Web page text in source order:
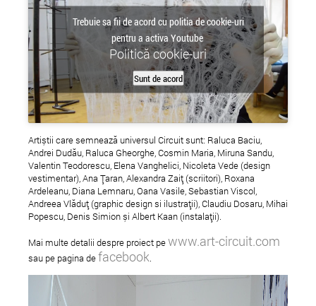
A apărut numărul 2 print al
Revistei Atelierul
Incep cursurile
Ballet Studio
Trebuie sa fii de acord cu politia de cookie-uri
pentru a activa Youtube
Politică cookie-uri
Sunt de acord
Artiștii care semnează universul Circuit sunt: Raluca Baciu,
Andrei Dudău, Raluca Gheorghe, Cosmin Maria, Miruna Sandu,
Valentin Teodorescu, Elena Vanghelici, Nicoleta Vede (design
vestimentar), Ana Țaran, Alexandra Zaiț (scriitori), Roxana
Ardeleanu, Diana Lemnaru, Oana Vasile, Sebastian Viscol,
Andreea Vlăduț (graphic design si ilustrații), Claudiu Dosaru, Mihai
Popescu, Denis Simion și Albert Kaan (instalații).
Mai multe detalii despre proiect pewww.art-circuit.com
sau pe pagina defacebook.